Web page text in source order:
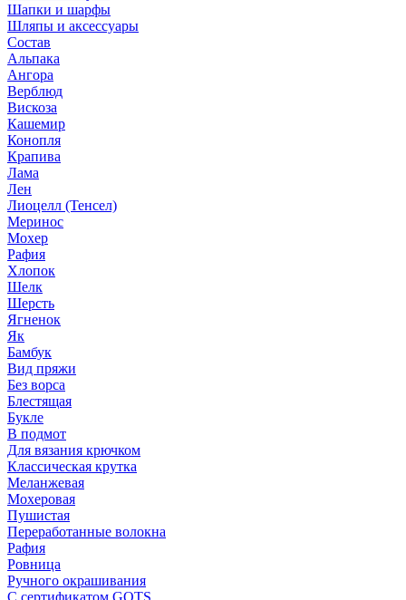
Шапки и шарфы
Шляпы и аксессуары
Состав
Альпака
Ангора
Верблюд
Вискоза
Кашемир
Конопля
Крапива
Лама
Лен
Лиоцелл (Тенсел)
Меринос
Мохер
Рафия
Хлопок
Шелк
Шерсть
Ягненок
Як
Бамбук
Вид пряжи
Без ворса
Блестящая
Букле
В подмот
Для вязания крючком
Классическая крутка
Меланжевая
Мохеровая
Пушистая
Переработанные волокна
Рафия
Ровница
Ручного окрашивания
С сертификатом GOTS